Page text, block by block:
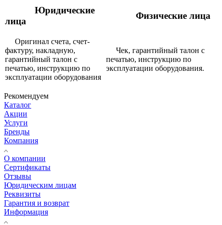
Юридические
лица
Физические лица
Оригинал счета, счет-
фактуру, накладную,
гарантийный талон с
печатью, инструкцию по
эксплуатации оборудования
Чек, гарантийный талон с
печатью, инструкцию по
эксплуатации оборудования.
Рекомендуем
Каталог
Акции
Услуги
Бренды
Компания
О компании
Сертификаты
Отзывы
Юридическим лицам
Реквизиты
Гарантия и возврат
Информация